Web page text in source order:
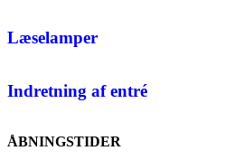
Læselamper
Indretning af entré
ÅBNINGSTIDER